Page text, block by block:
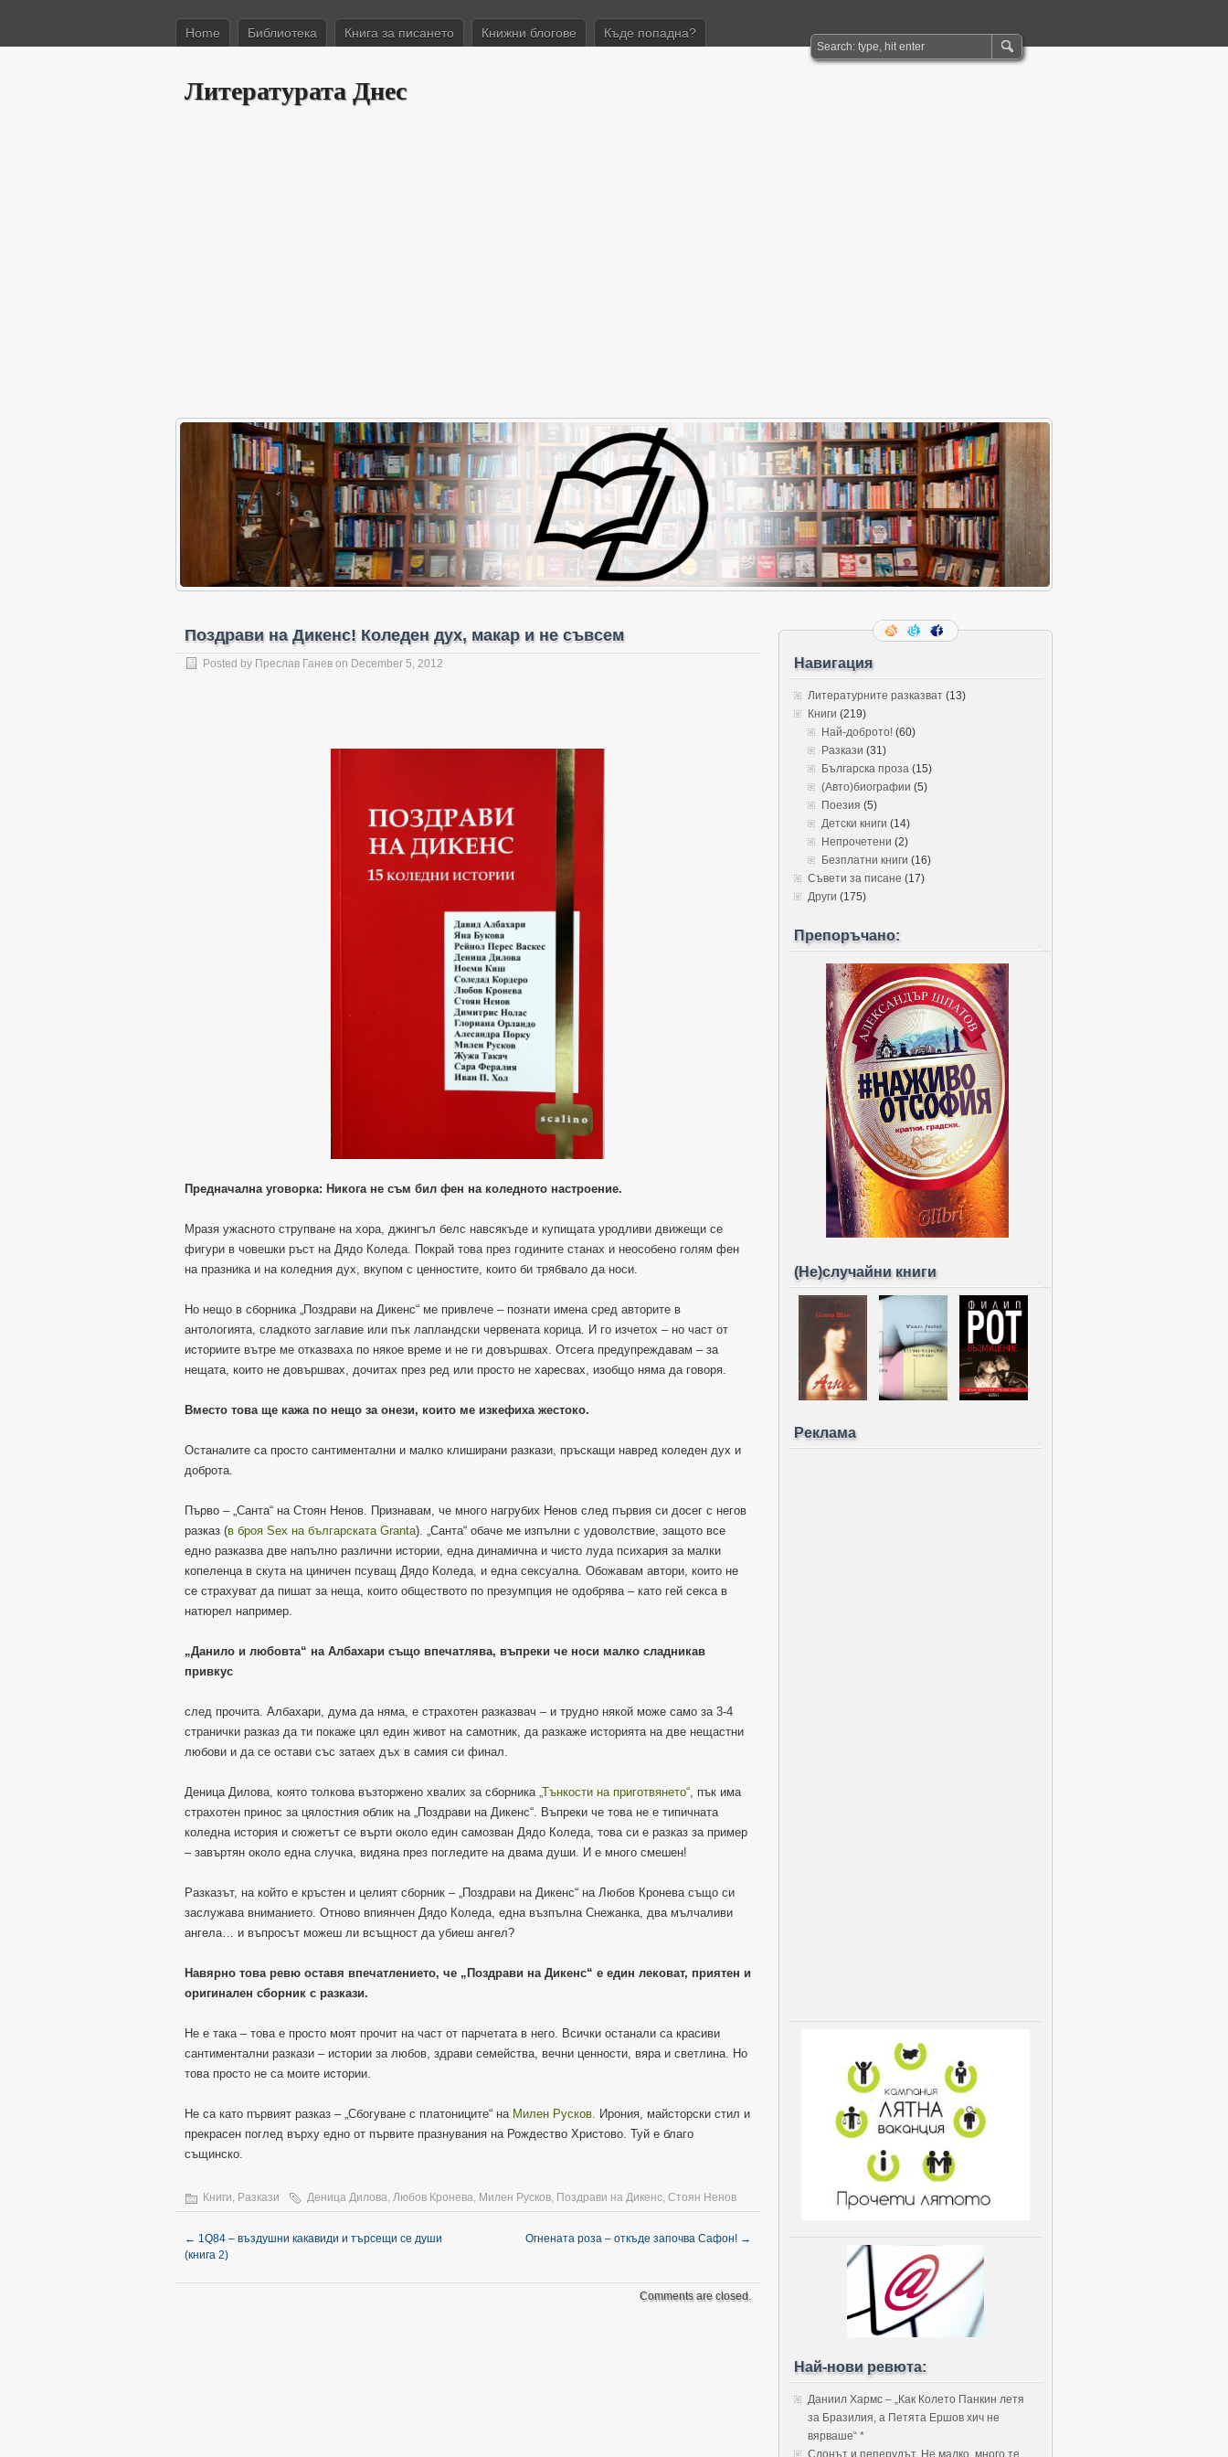
Home Библиотека Книга за писането Книжни блогове Къде попадна?
Литературата Днес
Поздрави на Дикенс! Коледен дух, макар и не съвсем
Posted by Преслав Ганев on December 5, 2012
Предначална уговорка: Никога не съм бил фен на коледното настроение.
Мразя ужасното струпване на хора, джингъл белс навсякъде и купищата уродливи движещи се
фигури в човешки ръст на Дядо Коледа. Покрай това през годините станах и неособено голям фен
на празника и на коледния дух, вкупом с ценностите, които би трябвало да носи.
Но нещо в сборника „Поздрави на Дикенс“ ме привлече – познати имена сред авторите в
антологията, сладкото заглавие или пък лапландски червената корица. И го изчетох – но част от
историите вътре ме отказваха по някое време и не ги довършвах. Отсега предупреждавам – за
нещата, които не довършвах, дочитах през ред или просто не харесвах, изобщо няма да говоря.
Вместо това ще кажа по нещо за онези, които ме изкефиха жестоко.
Останалите са просто сантиментални и малко клиширани разкази, пръскащи навред коледен дух и
доброта.
Първо – „Санта“ на Стоян Ненов. Признавам, че много нагрубих Ненов след първия си досег с негов
разказ (в броя Sex на българската Granta). „Санта“ обаче ме изпълни с удоволствие, защото все
едно разказва две напълно различни истории, една динамична и чисто луда психария за малки
копеленца в скута на циничен псуващ Дядо Коледа, и една сексуална. Обожавам автори, които не
се страхуват да пишат за неща, които обществото по презумпция не одобрява – като гей секса в
натюрел например.
„Данило и любовта“ на Албахари също впечатлява, въпреки че носи малко сладникав
привкус
след прочита. Албахари, дума да няма, е страхотен разказвач – и трудно някой може само за 3-4
странички разказ да ти покаже цял един живот на самотник, да разкаже историята на две нещастни
любови и да се остави със затаех дъх в самия си финал.
Деница Дилова, която толкова възторжено хвалих за сборника „Тънкости на приготвянето“ , пък има
страхотен принос за цялостния облик на „Поздрави на Дикенс“. Въпреки че това не е типичната
коледна история и сюжетът се върти около един самозван Дядо Коледа, това си е разказ за пример
– завъртян около една случка, видяна през погледите на двама души. И е много смешен!
Разказът, на който е кръстен и целият сборник – „Поздрави на Дикенс“ на Любов Кронева също си
заслужава вниманието. Отново впиянчен Дядо Коледа, една възпълна Снежанка, два мълчаливи
ангела… и въпросът можеш ли всъщност да убиеш ангел?
Навярно това ревю оставя впечатлението, че „Поздрави на Дикенс“ е един лековат, приятен и
оригинален сборник с разкази.
Не е така – това е просто моят прочит на част от парчетата в него. Всички останали са красиви
сантиментални разкази – истории за любов, здрави семейства, вечни ценности, вяра и светлина. Но
това просто не са моите истории.
Не са като първият разказ – „Сбогуване с платониците“ на Милен Русков . Ирония, майсторски стил и
прекрасен поглед върху едно от първите празнувания на Рождество Христово. Туй е благо
същинско.
Книги Разкази Деница Дилова Любов Кронева Милен Русков Поздрави на Дикенс Стоян Ненов
← 1Q84 – въздушни какавиди и търсещи се души
(книга 2)
Огнената роза – откъде започва Сафон! →
Comments are closed.
Навигация
Литературните разказват (13)
Книги (219)
Най-доброто! (60)
Разкази (31)
Българска проза (15)
(Авто)биографии (5)
Поезия (5)
Детски книги (14)
Непрочетени (2)
Безплатни книги (16)
Съвети за писане (17)
Други (175)
Препоръчано:
(Не)случайни книги
Реклама
Най-нови ревюта:
Даниил Хармс – „Как Колето Панкин летя
за Бразилия, а Петята Ершов хич не
вярваше“ *
Слонът и пеперудът. Не малко, много те